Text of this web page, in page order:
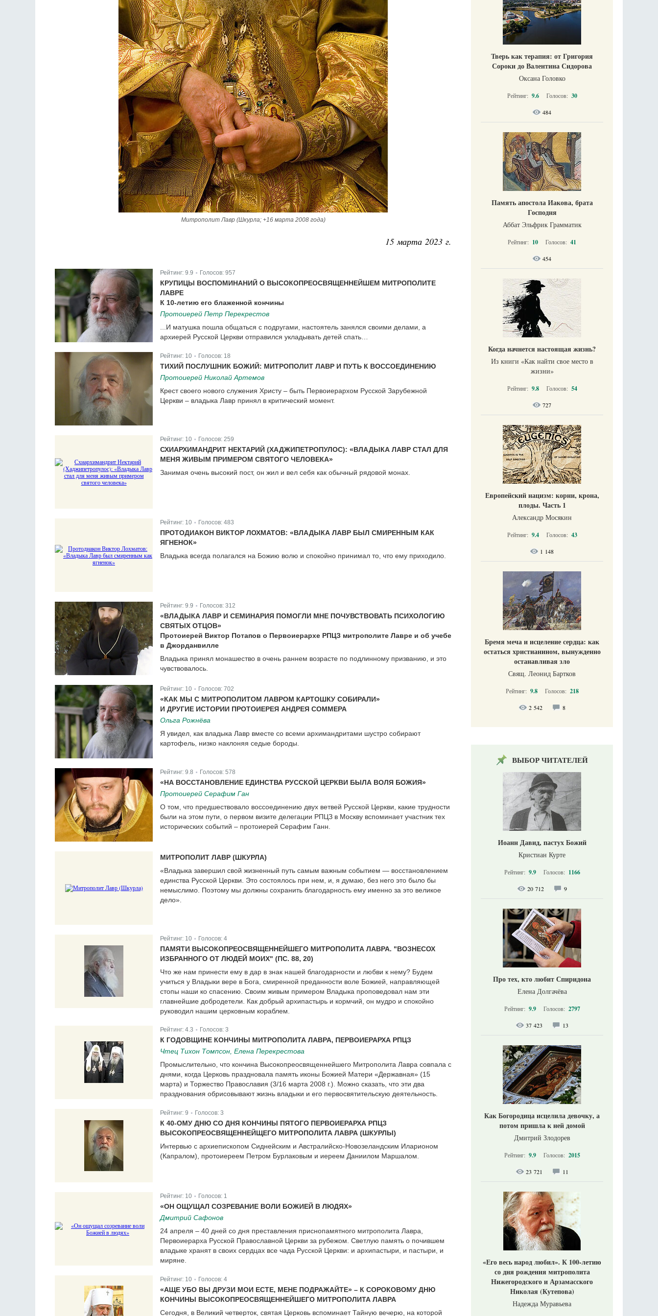
Митрополит Лавр (Шкурла; +16 марта 2008 года)
15 марта 2023 г.
Рейтинг: 9.9 Голосов: 957
КРУПИЦЫ ВОСПОМИНАНИЙ О ВЫСОКОПРЕОСВЯЩЕННЕЙШЕМ МИТРОПОЛИТЕ
ЛАВРЕ
К 10-летию его блаженной кончины
Протоиерей Петр Перекрестов
...И матушка пошла общаться с подругами, настоятель занялся своими делами, а
архиерей Русской Церкви отправился укладывать детей спать…
Рейтинг: 10 Голосов: 18
ТИХИЙ ПОСЛУШНИК БОЖИЙ: МИТРОПОЛИТ ЛАВР И ПУТЬ К ВОССОЕДИНЕНИЮ
Протоиерей Николай Артемов
Крест своего нового служения Христу – быть Первоиерархом Русской Зарубежной
Церкви – владыка Лавр принял в критический момент.
Рейтинг: 10 Голосов: 259
СХИАРХИМАНДРИТ НЕКТАРИЙ (ХАДЖИПЕТРОПУЛОС): «ВЛАДЫКА ЛАВР СТАЛ ДЛЯ
МЕНЯ ЖИВЫМ ПРИМЕРОМ СВЯТОГО ЧЕЛОВЕКА»
Занимая очень высокий пост, он жил и вел себя как обычный рядовой монах.
Рейтинг: 10 Голосов: 483
ПРОТОДИАКОН ВИКТОР ЛОХМАТОВ: «ВЛАДЫКА ЛАВР БЫЛ СМИРЕННЫМ КАК
ЯГНЕНОК»
Владыка всегда полагался на Божию волю и спокойно принимал то, что ему приходило.
Рейтинг: 9.9 Голосов: 312
«ВЛАДЫКА ЛАВР И СЕМИНАРИЯ ПОМОГЛИ МНЕ ПОЧУВСТВОВАТЬ ПСИХОЛОГИЮ
СВЯТЫХ ОТЦОВ»
Протоиерей Виктор Потапов о Первоиерархе РПЦЗ митрополите Лавре и об учебе
в Джорданвилле
Владыка принял монашество в очень раннем возрасте по подлинному призванию, и это
чувствовалось.
Рейтинг: 10 Голосов: 702
«КАК МЫ С МИТРОПОЛИТОМ ЛАВРОМ КАРТОШКУ СОБИРАЛИ»
И ДРУГИЕ ИСТОРИИ ПРОТОИЕРЕЯ АНДРЕЯ СОММЕРА
Ольга Рожнёва
Я увидел, как владыка Лавр вместе со всеми архимандритами шустро собирают
картофель, низко наклоняя седые бороды.
Рейтинг: 9.8 Голосов: 578
«НА ВОССТАНОВЛЕНИЕ ЕДИНСТВА РУССКОЙ ЦЕРКВИ БЫЛА ВОЛЯ БОЖИЯ»
Протоиерей Серафим Ган
О том, что предшествовало воссоединению двух ветвей Русской Церкви, какие трудности
были на этом пути, о первом визите делегации РПЦЗ в Москву вспоминает участник тех
исторических событий – протоиерей Серафим Ганн.
МИТРОПОЛИТ ЛАВР (ШКУРЛА)
«Владыка завершил свой жизненный путь самым важным событием — восстановлением
единства Русской Церкви. Это состоялось при нем, и, я думаю, без него это было бы
немыслимо. Поэтому мы должны сохранить благодарность ему именно за это великое
дело».
Рейтинг: 10 Голосов: 4
ПАМЯТИ ВЫСОКОПРЕОСВЯЩЕННЕЙШЕГО МИТРОПОЛИТА ЛАВРА. "ВОЗНЕСОХ
ИЗБРАННОГО ОТ ЛЮДЕЙ МОИХ" (ПС. 88, 20)
Что же нам принести ему в дар в знак нашей благодарности и любви к нему? Будем
учиться у Владыки вере в Бога, смиренной преданности воле Божией, направляющей
стопы наши ко спасению. Своим живым примером Владыка проповедовал нам эти
главнейшие добродетели. Как добрый архипастырь и кормчий, он мудро и спокойно
руководил нашим церковным кораблем.
Рейтинг: 4.3 Голосов: 3
К ГОДОВЩИНЕ КОНЧИНЫ МИТРОПОЛИТА ЛАВРА, ПЕРВОИЕРАРХА РПЦЗ
Чтец Тихон Томпсон, Eлена Перекрестова
Промыслительно, что кончина Высокопреосвященнейшего Митрополита Лавра совпала с
днями, когда Церковь праздновала память иконы Божией Матери «Державная» (15
марта) и Торжество Православия (3/16 марта 2008 г.). Можно сказать, что эти два
празднования обрисовывают жизнь владыки и его первосвятительскую деятельность.
Рейтинг: 9 Голосов: 3
К 40-ОМУ ДНЮ СО ДНЯ КОНЧИНЫ ПЯТОГО ПЕРВОИЕРАРХА РПЦЗ
ВЫСОКОПРЕОСВЯЩЕННЕЙЩЕГО МИТРОПОЛИТА ЛАВРА (ШКУРЛЫ)
Интервью с архиепископом Сиднейским и Австралийско-Новозеландским Иларионом
(Капралом), протоиереем Петром Бурлаковым и иереем Даниилом Маршалом.
Рейтинг: 10 Голосов: 1
«ОН ОЩУЩАЛ СОЗРЕВАНИЕ ВОЛИ БОЖИЕЙ В ЛЮДЯХ»
Дмитрий Сафонов
24 апреля – 40 дней со дня преставления приснопамятного митрополита Лавра,
Первоиерарха Русской Православной Церкви за рубежом. Светлую память о почившем
владыке хранят в своих сердцах все чада Русской Церкви: и архипастыри, и пастыри, и
миряне.
Рейтинг: 10 Голосов: 4
«АЩЕ УБО ВЫ ДРУЗИ МОИ ЕСТЕ, МЕНЕ ПОДРАЖАЙТЕ» – К СОРОКОВОМУ ДНЮ
КОНЧИНЫ ВЫСОКОПРЕОСВЯЩЕННЕЙШЕГО МИТРОПОЛИТА ЛАВРА
Сегодня, в Великий четверток, святая Церковь вспоминает Тайную вечерю, на которой
Тверь как терапия: от Григория
Сороки до Валентина Сидорова
Оксана Головко
Рейтинг: 9.6 Голосов: 30
484
Память апостола Иакова, брата
Господня
Аббат Эльфрик Грамматик
Рейтинг: 10 Голосов: 41
454
Когда начнется настоящая жизнь?
Из книги «Как найти свое место в
жизни​»
Рейтинг: 9.8 Голосов: 54
727
Европейский нацизм: корни, крона,
плоды. Часть 1
Александр Мосякин
Рейтинг: 9.4 Голосов: 43
1 148
Бремя меча и исцеление сердца: как
остаться христианином, вынужденно
останавливая зло
Свящ. Леонид Бартков
Рейтинг: 9.8 Голосов: 218
2 542 8
ВЫБОР ЧИТАТЕЛЕЙ
Иоанн Давид, пастух Божий
Кристиан Курте
Рейтинг: 9.9 Голосов: 1166
20 712 9
Про тех, кто любит Спиридона
Елена Долгачёва
Рейтинг: 9.9 Голосов: 2797
37 423 13
Как Богородица исцелила девочку, а
потом пришла к ней домой
Дмитрий Злодорев
Рейтинг: 9.9 Голосов: 2015
23 721 11
«Его весь народ любил». К 100-летию
со дня рождения митрополита
Нижегородского и Арзамасского
Николая (Кутепова)
Надежда Муравьева